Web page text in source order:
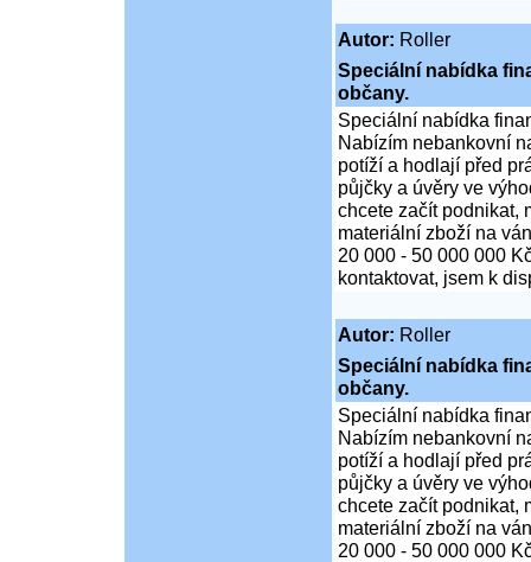
Autor: Roller
Speciální nabídka
občany.
Speciální nabídka
Nabízím nebankovní
potíží a hodlají před
půjčky a úvěry ve
chcete začít podnikat,
materiální zboží na
20 000 - 50 000 000
kontaktovat, jsem k
Autor: Roller
Speciální nabídka
občany.
Speciální nabídka
Nabízím nebankovní
potíží a hodlají před
půjčky a úvěry ve
chcete začít podnikat,
materiální zboží na
20 000 - 50 000 000